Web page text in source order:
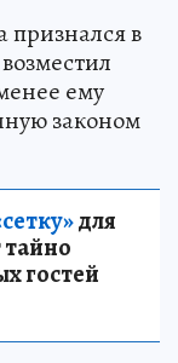
в
ему
законом
для
тайно
гостей